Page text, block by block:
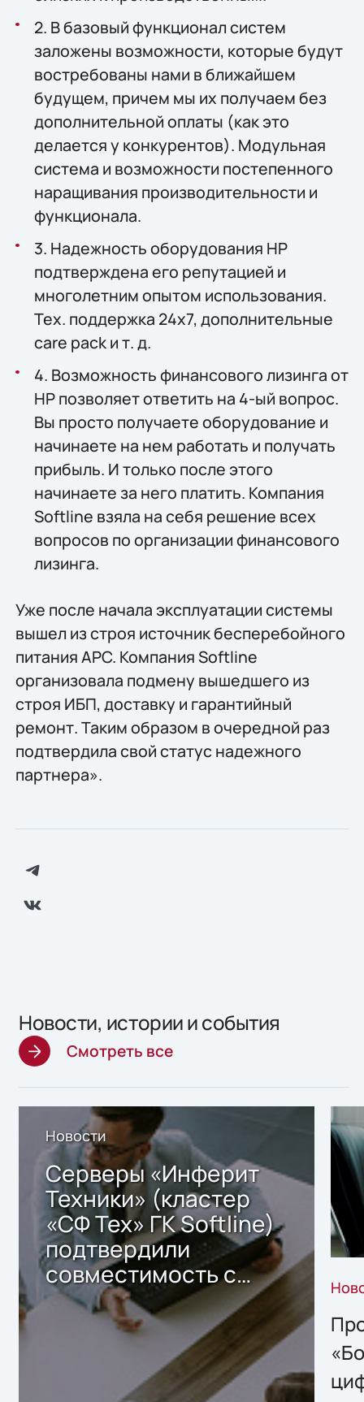
2. В базовый функционал систем
заложены возможности, которые будут
востребованы нами в ближайшем
будущем, причем мы их получаем без
дополнительной оплаты (как это
делается у конкурентов). Модульная
система и возможности постепенного
наращивания производительности и
функционала.
3. Надежность оборудования HP
подтверждена его репутацией и
многолетним опытом использования.
Тех. поддержка 24x7, дополнительные
care pack и т. д.
4. Возможность финансового лизинга от
HP позволяет ответить на 4-ый вопрос.
Вы просто получаете оборудование и
начинаете на нем работать и получать
прибыль. И только после этого
начинаете за него платить. Компания
Softline взяла на себя решение всех
вопросов по организации финансового
лизинга.
Уже после начала эксплуатации системы
вышел из строя источник бесперебойного
питания APC. Компания Softline
организовала подмену вышедшего из
строя ИБП, доставку и гарантийный
ремонт. Таким образом в очередной раз
подтвердила свой статус надежного
партнера».
Новости, истории и события
Смотреть все
Новости
Серверы «Инферит
Техники» (кластер
«СФ Тех» ГК Softline)
подтвердили
совместимость с
решением Sharx
Storage 2.x для
хранения данных